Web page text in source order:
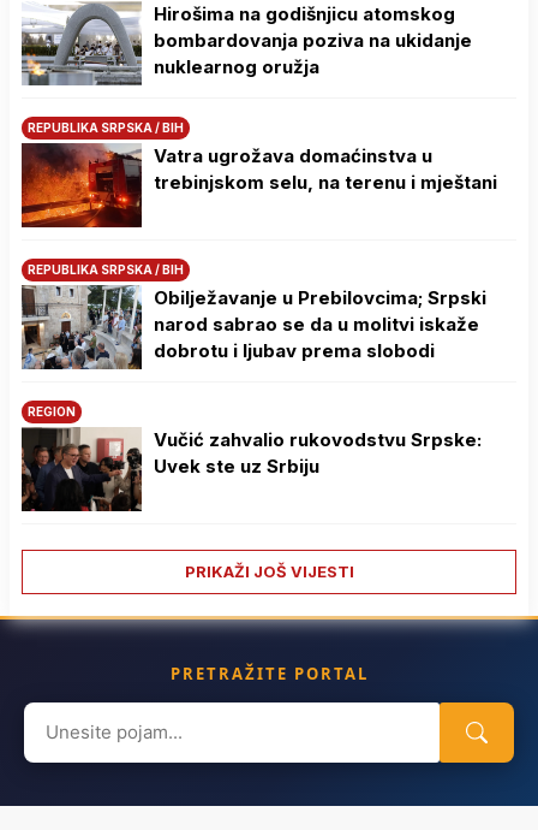
Hirošima na godišnjicu atomskog
bombardovanja poziva na ukidanje
nuklearnog oružja
REPUBLIKA SRPSKA / BIH
Vatra ugrožava domaćinstva u
trebinjskom selu, na terenu i mještani
REPUBLIKA SRPSKA / BIH
Obilježavanje u Prebilovcima; Srpski
narod sabrao se da u molitvi iskaže
dobrotu i ljubav prema slobodi
REGION
Vučić zahvalio rukovodstvu Srpske:
Uvek ste uz Srbiju
PRIKAŽI JOŠ VIJESTI
PRETRAŽITE PORTAL
Search
for: